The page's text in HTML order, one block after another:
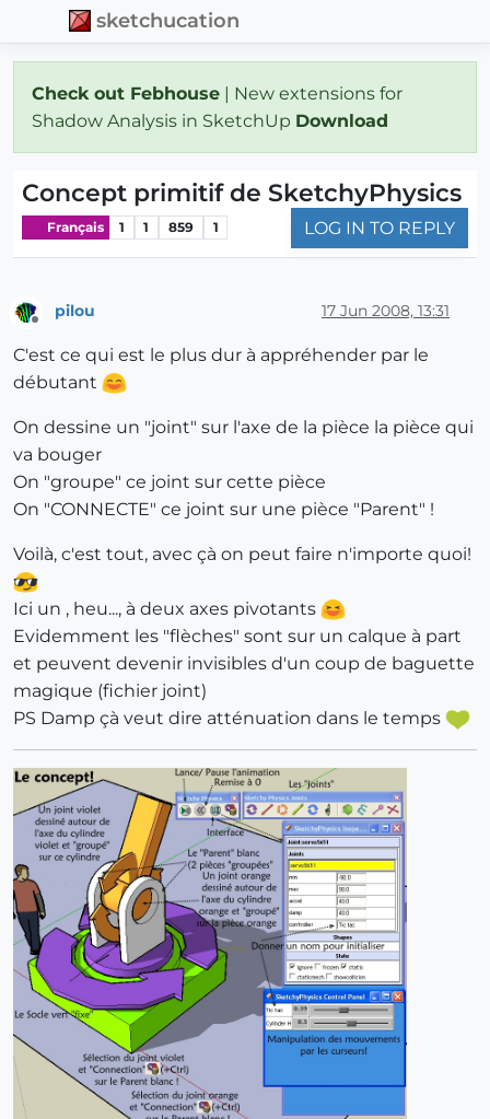
sketchucation
Check out Febhouse | New extensions for
Shadow Analysis in SketchUp Download
Concept primitif de SketchyPhysics
Français 1 1 859 1 LOG IN TO REPLY
pilou 17 Jun 2008, 13:31
C'est ce qui est le plus dur à appréhender par le
débutant
On dessine un "joint" sur l'axe de la pièce la pièce qui
va bouger
On "groupe" ce joint sur cette pièce
On "CONNECTE" ce joint sur une pièce "Parent" !
Voilà, c'est tout, avec çà on peut faire n'importe quoi!
Ici un , heu..., à deux axes pivotants
Evidemment les "flèches" sont sur un calque à part
et peuvent devenir invisibles d'un coup de baguette
magique (fichier joint)
PS Damp çà veut dire atténuation dans le temps